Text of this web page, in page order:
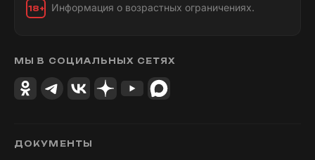
18+ Информация о возрастных ограничениях.
МЫ В СОЦИАЛЬНЫХ СЕТЯХ
ДОКУМЕНТЫ